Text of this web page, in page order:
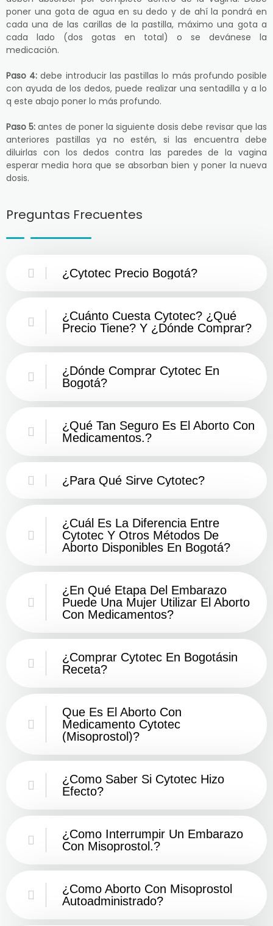
poner una gota de agua en su dedo y de ahí la pondrá en
cada una de las carillas de la pastilla, máximo una gota a
cada lado (dos gotas en total) o se devánese la
medicación.
Paso 4: debe introducir las pastillas lo más profundo posible
con ayuda de los dedos, puede realizar una sentadilla y a lo
q este abajo poner lo más profundo.
Paso 5: antes de poner la siguiente dosis debe revisar que las
anteriores pastillas ya no estén, si las encuentra debe
diluirlas con los dedos contra las paredes de la vagina
esperar media hora que se absorban bien y poner la nueva
dosis.
Preguntas Frecuentes
¿Cytotec Precio Bogotá?
¿Cuánto Cuesta Cytotec? ¿Qué
Precio Tiene? Y ¿Dónde Comprar?
¿Dónde Comprar Cytotec En
Bogotá?
¿Qué Tan Seguro Es El Aborto Con
Medicamentos.?
¿Para Qué Sirve Cytotec?
¿Cuál Es La Diferencia Entre
Cytotec Y Otros Métodos De
Aborto Disponibles En Bogotá?
¿En Qué Etapa Del Embarazo
Puede Una Mujer Utilizar El Aborto
Con Medicamentos?
¿Comprar Cytotec En Bogotásin
Receta?
Que Es El Aborto Con
Medicamento Cytotec
(misoprostol)?
¿Como Saber Si Cytotec Hizo
Efecto?
¿como Interrumpir Un Embarazo
Con Misoprostol.?
¿Como Aborto Con Misoprostol
Autoadministrado?